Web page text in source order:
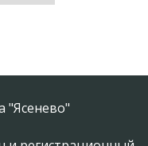
"Ясенево"